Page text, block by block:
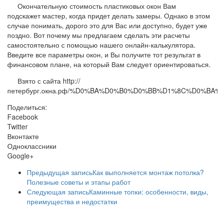
Окончательную стоимость пластиковых окон Вам
подскажет мастер, когда придет делать замеры. Однако в этом
случае понимать, дорого это для Вас или доступно, будет уже
поздно. Вот почему мы предлагаем сделать эти расчеты
самостоятельно с помощью нашего онлайн-калькулятора.
Введите все параметры окон, и Вы получите тот результат в
финансовом плане, на который Вам следует ориентироваться.
Взято с сайта http://
петербург.окна.рф/
Поделиться:
Facebook
Twitter
Вконтакте
Одноклассники
Google+
Предыдущая записьКак выполняется монтаж потолка?
Полезные советы и этапы работ
Следующая записьКаминные топки: особенности, виды,
преимущества и недостатки